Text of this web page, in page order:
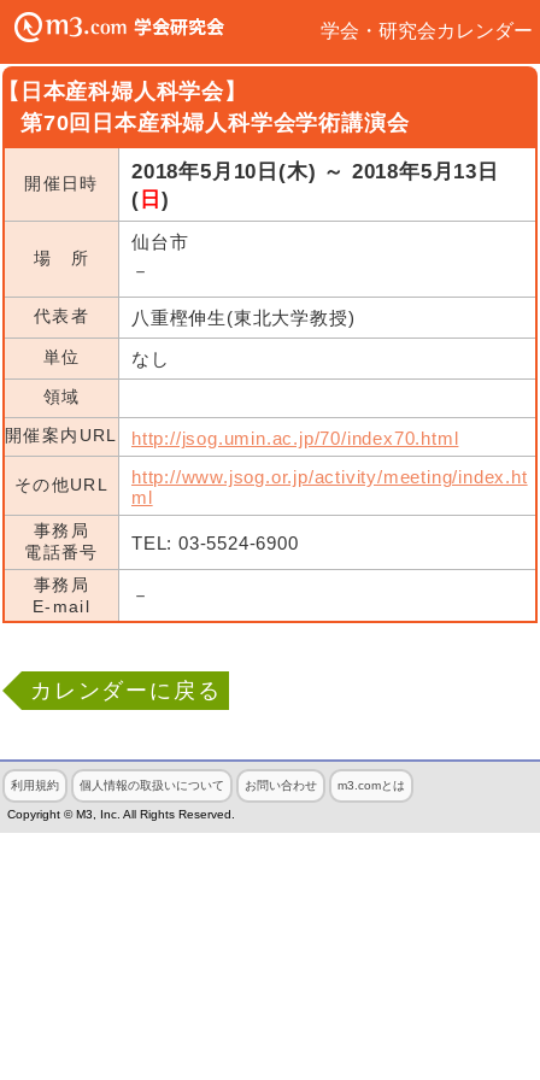
学会・研究会カレンダー
日本産科婦人科学会】
第70回日本産科婦人科学会学術講演会
開催日時
2018年5月10日(木) ～ 2018年5月13日
( 日 )
場 所
仙台市
－
代表者 八重樫伸生(東北大学教授)
単位 なし
領域
開催案内URL
http://jsog.umin.ac.jp/70/index70.html
その他URL
http://www.jsog.or.jp/activity/meeting/index.ht
ml
事務局
電話番号
TEL: 03-5524-6900
事務局
E-mail
－
カレンダーに戻る
利用規約 個人情報の取扱いについて お問い合わせ m3.comとは
Copyright © M3, Inc. All Rights Reserved.